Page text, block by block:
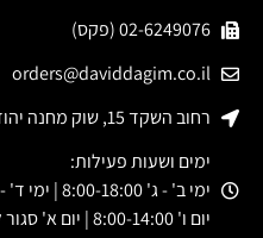
02-6249076 (פקס)
orders@daviddagim.co.il
רחוב השקד 15, שוק מחנה יהודה, ירושלים
ימים ושעות פעילות:
ימי ב' - ג' 8:00-18:00 | ימי ד' - ה' 8:00-20:00
יום ו' 8:00-14:00 | יום א' סגור למעט ערבי חג